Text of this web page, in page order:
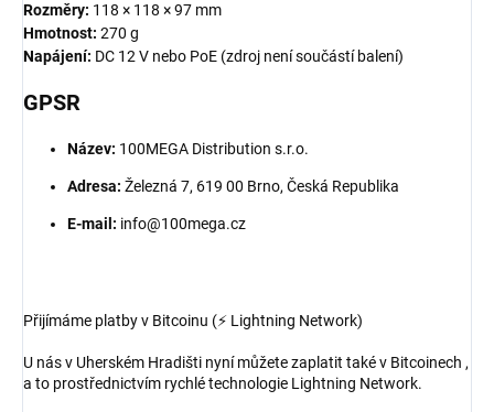
Rozměry: 118 × 118 × 97 mm
Hmotnost: 270 g
Napájení: DC 12 V nebo PoE (zdroj není součástí balení)
GPSR
Název: 100MEGA Distribution s.r.o.
Adresa: Železná 7, 619 00 Brno, Česká Republika
E-mail: info@100mega.cz
Přijímáme platby v Bitcoinu (⚡ Lightning Network)
U nás v Uherském Hradišti nyní můžete zaplatit také v Bitcoinech ,
a to prostřednictvím rychlé technologie Lightning Network.